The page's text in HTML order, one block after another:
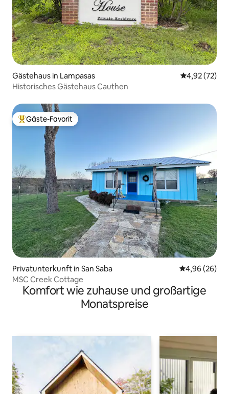
Gästehaus in Lampasas
4,92 (72)
Historisches Gästehaus Cauthen
Beliebter Gäste-Favorit.
Gäste-Favorit
Privatunterkunft in San Saba
4,96 (26)
MSC Creek Cottage
Komfort wie zuhause und großartige
Monatspreise